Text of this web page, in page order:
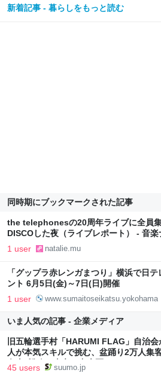
新着記事 - 暮らしをもっと読む
同時期にブックマークされた記事
the telephonesの20周年ライブに全員
DISCOした夜（ライブレポート） - 音楽
1 user natalie.mu
「グップラ赤レンガまつり」横浜で日
ント 6月5日(金)～7日(日)開催
1 user www.sumaitoseikatsu.yokohama
いま人気の記事 - 企業メディア
旧五輪選手村「HARUMI FLAG」自治
人が本気スキルで挑む、盆踊り2万人集
向上”戦略 東京・中央区
45 users suumo.jp